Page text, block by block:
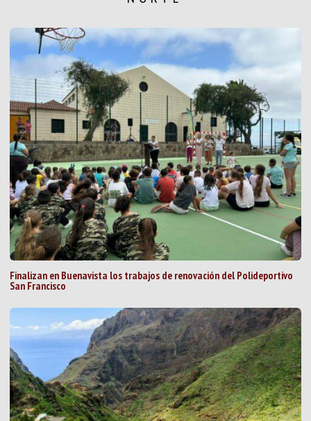
Finalizan en Buenavista los trabajos de renovación del Polideportivo
San Francisco